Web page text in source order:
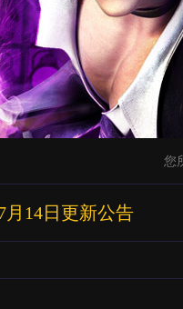
您
14日更新公告